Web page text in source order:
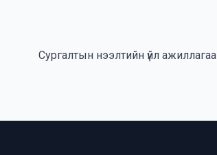
Сургалтын нээлтийн үйл ажиллагаа